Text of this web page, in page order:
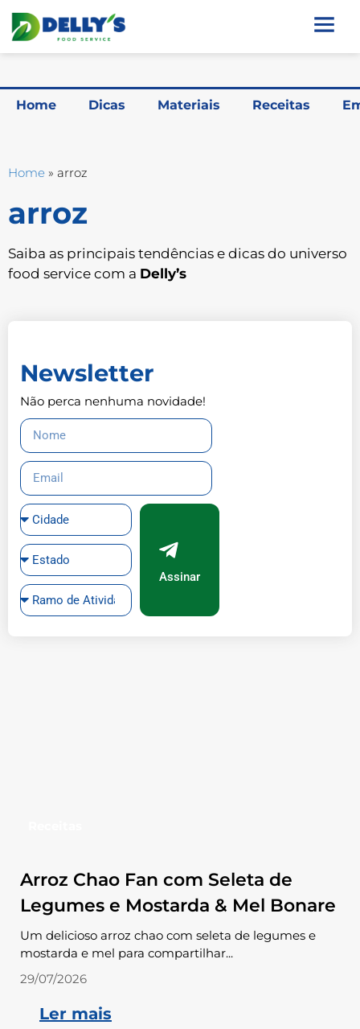
Home Dicas Materiais Receitas
Home » arroz
arroz
Saiba as principais tendências e dicas do universo
food service com a Delly’s
Newsletter
Não perca nenhuma novidade!
Assinar
Arroz Chao Fan com Seleta de
Legumes e Mostarda & Mel Bonare
Um delicioso arroz chao com seleta de legumes e
mostarda e mel para compartilhar...
29/07/2026
Ler mais